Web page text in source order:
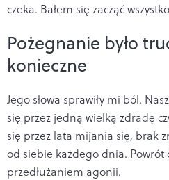
czeka. Bałem się zacząć
Pożegnanie było
konieczne
Jego słowa sprawiły mi ból.
się przez jedną wielką zdradę
się przez lata mijania się, brak
od siebie każdego dnia. Powrót
przedłużaniem agonii.